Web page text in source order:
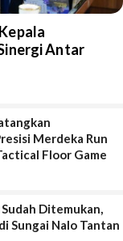
Antar
Merdeka Run
Floor Game
Ditemukan,
Sungai Nalo Tantan